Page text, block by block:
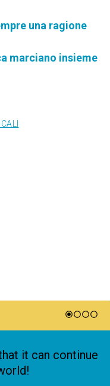
una ragione
marciano insieme